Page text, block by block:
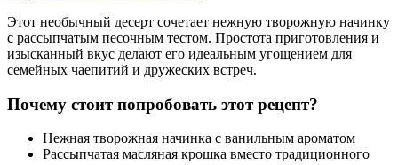
Этот необычный десерт сочетает нежную творожную начинку
с рассыпчатым песочным тестом. Простота приготовления и
изысканный вкус делают его идеальным угощением для
семейных чаепитий и дружеских встреч.
Почему стоит попробовать этот рецепт?
Нежная творожная начинка с ванильным ароматом
Рассыпчатая масляная крошка вместо традиционного